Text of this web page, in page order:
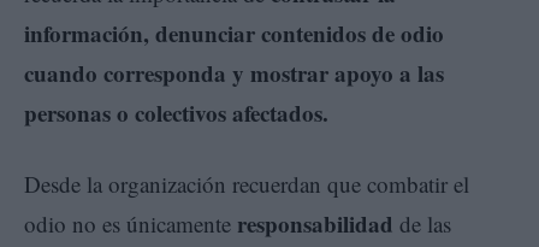
información, denunciar contenidos de odio
cuando corresponda y mostrar apoyo a las
personas o colectivos afectados.
Desde la organización recuerdan que combatir el
odio no es únicamente responsabilidad de las